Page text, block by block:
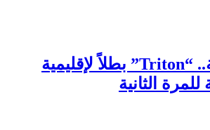
بالعلامة الكاملة.. “Triton” بطلاً لإقليمية
للمرة الثانية